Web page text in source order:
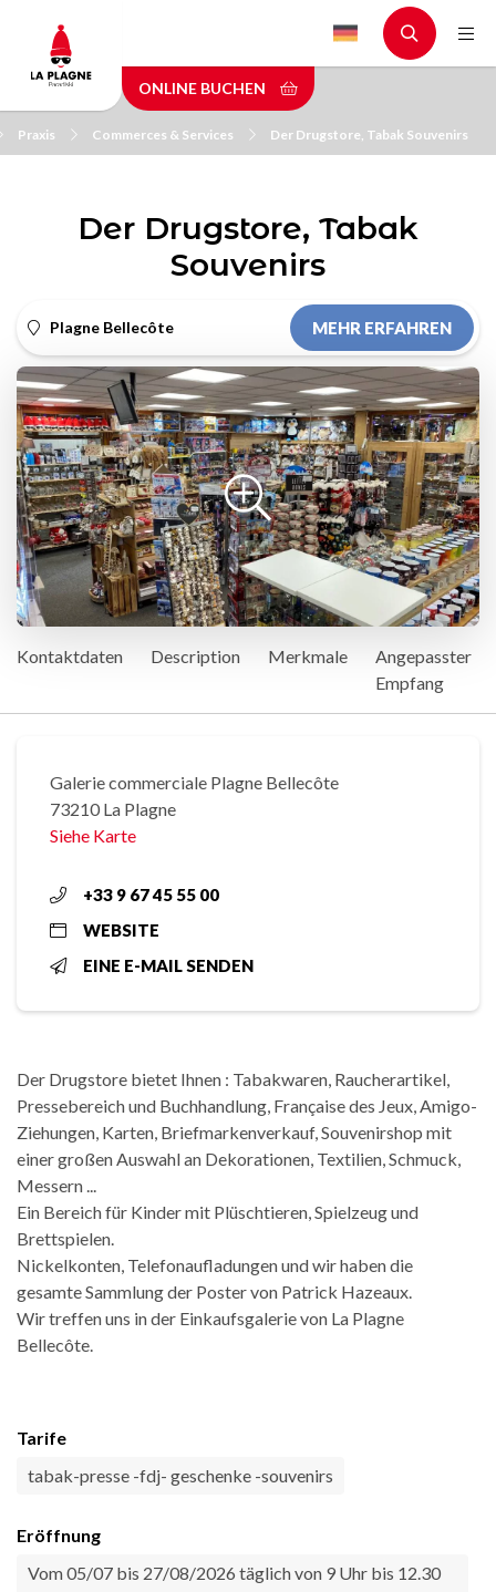
main
content
ONLINE BUCHEN
Praxis Commerces & Services Der Drugstore, Tabak Souvenirs
Der Drugstore, Tabak
Souvenirs
Plagne Bellecôte MEHR ERFAHREN
Kontaktdaten Description Merkmale
Angepasster
Empfang
Galerie commerciale Plagne Bellecôte
73210 La Plagne
Siehe Karte
+33 9 67 45 55 00
WEBSITE
EINE E-MAIL SENDEN
Der Drugstore bietet Ihnen : Tabakwaren, Raucherartikel,
Pressebereich und Buchhandlung, Française des Jeux, Amigo-
Ziehungen, Karten, Briefmarkenverkauf, Souvenirshop mit
einer großen Auswahl an Dekorationen, Textilien, Schmuck,
Messern ...
Ein Bereich für Kinder mit Plüschtieren, Spielzeug und
Brettspielen.
Nickelkonten, Telefonaufladungen und wir haben die
gesamte Sammlung der Poster von Patrick Hazeaux.
Wir treffen uns in der Einkaufsgalerie von La Plagne
Bellecôte.
Tarife
tabak-presse -fdj- geschenke -souvenirs
Eröffnung
Vom 05/07 bis 27/08/2026 täglich von 9 Uhr bis 12.30